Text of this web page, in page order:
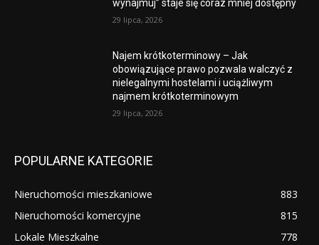
wynajmuj” staje się coraz mniej dostępny
29 lipca, 2026
Najem krótkoterminowy – Jak
obowiązujące prawo pozwala walczyć z
nielegalnymi hostelami i uciążliwym
najmem krótkoterminowym
29 lipca, 2026
POPULARNE KATEGORIE
Nieruchomości mieszkaniowe
883
Nieruchomości komercyjne
815
Lokale Mieszkalne
778